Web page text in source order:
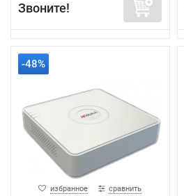
Звоните!
-48%
избранное сравнить